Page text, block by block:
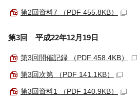
第2回資料7 （PDF 455.8KB）
第3回 平成22年12月19日
第3回開催記録 （PDF 458.4KB）
第3回次第 （PDF 141.1KB）
第3回資料1 （PDF 140.9KB）